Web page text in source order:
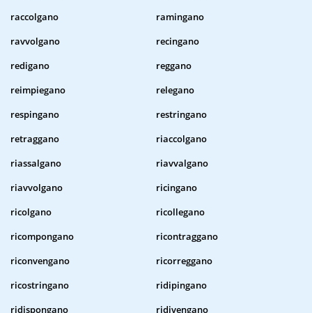
raccolgano
ramingano
ravvolgano
recingano
redigano
reggano
reimpiegano
relegano
respingano
restringano
retraggano
riaccolgano
riassalgano
riavvalgano
riavvolgano
ricingano
ricolgano
ricollegano
ricompongano
ricontraggano
riconvengano
ricorreggano
ricostringano
ridipingano
ridispongano
ridivengano